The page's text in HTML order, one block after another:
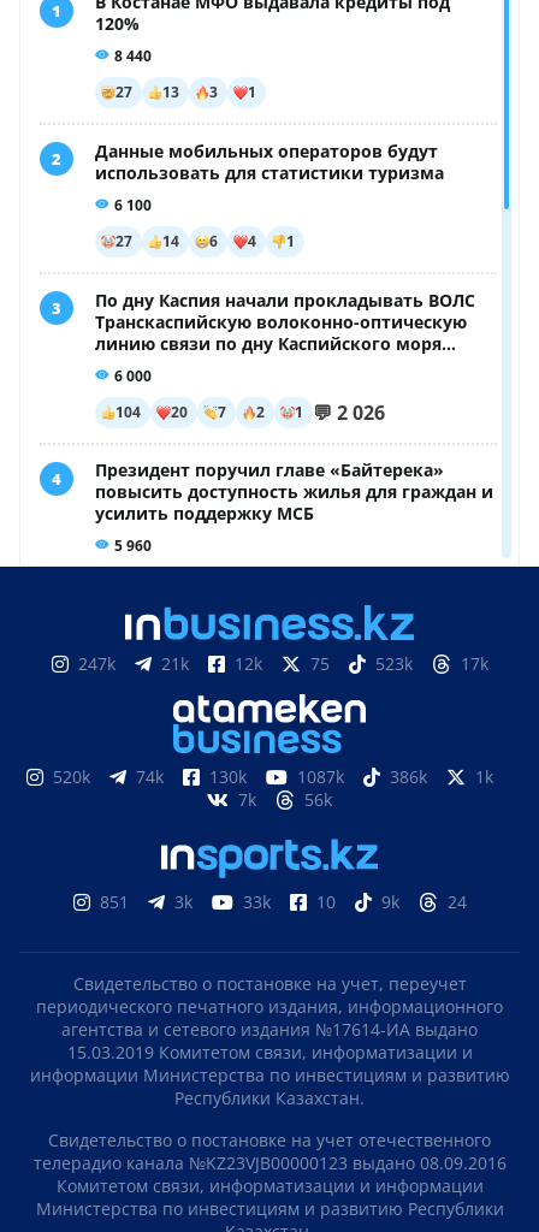
247k 21k 12k 75 523k 17k
520k 74k 130k 1087k 386k
1k
7k
56k
851 3k 33k 10 9k 24
Свидетельство о постановке на учет, переучет
периодического печатного издания, информационного
агентства и сетевого издания №17614-ИА выдано
15.03.2019 Комитетом связи, информатизации и
информации Министерства по инвестициям и развитию
Республики Казахстан.
Свидетельство о постановке на учет отечественного
телерадио канала №KZ23VJB00000123 выдано 08.09.2016
Комитетом связи, информатизации и информации
Министерства по инвестициям и развитию Республики